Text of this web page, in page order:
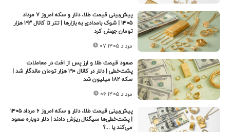
پیش‌بینی قیمت طلا، دلار و سکه امروز ۷ مرداد
۱۴۰۵ | شوک بامدادی به بازارها | تتر تا کانال ۱۹۳ هزار
تومان جهش کرد
۰۷ مرداد ۱۴۰۵
صعود قیمت طلا و ارز پس از افت در معاملات
پشت‌خطی | دلار در کانال ۱۹۰ هزار تومان ماندگار شد |
سکه ۱۸۲ میلیون شد
۰۶ مرداد ۱۴۰۵
پیش‌بینی قیمت طلا، دلار و سکه امروز ۶ مرداد ۱۴۰۵
| پشت‌خطی‌ها سیگنال ریزش دادند | دلار دوباره صعود
می‌کند یا ...؟